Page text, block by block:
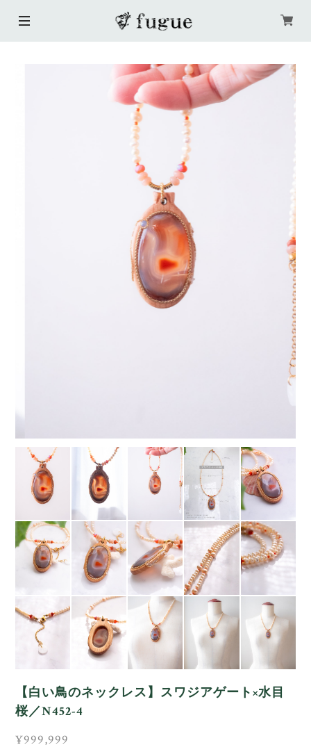
【白い鳥のネックレス】スワジアゲート×水目
桜／N452-4
¥999,999